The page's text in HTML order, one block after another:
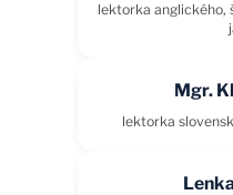
lektorka anglického,
Mgr.
lektorka